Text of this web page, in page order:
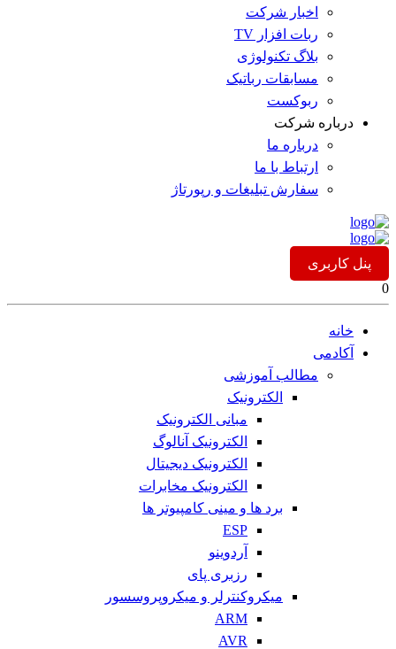
اخبار شرکت
ربات افزار TV
بلاگ تکنولوژی
مسابقات رباتیک
ربوکست
درباره شرکت
درباره ما
ارتباط با ما
سفارش تبلیغات و رپورتاژ
پنل کاربری
0
خانه
آکادمی
مطالب آموزشی
الکترونیک
مبانی الکترونیک
الکترونیک آنالوگ
الکترونیک دیجیتال
الکترونیک مخابرات
برد ها و مینی کامپیوتر ها
ESP
آردوینو
رزبری پای
میکروکنترلر و میکروپروسسور
ARM
AVR